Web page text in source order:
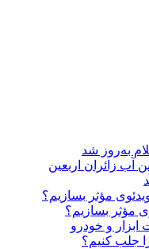
به‌روز شد
آب زائران اربعین
مؤثر بسازیم؟
مؤثر بسازیم؟
و خودرو
جلب کنیم؟